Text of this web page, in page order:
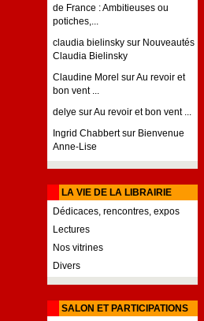
de France : Ambitieuses ou
potiches,...
claudia bielinsky sur Nouveautés
Claudia Bielinsky
Claudine Morel surAu revoir et
bon vent ...
delye surAu revoir et bon vent ...
Ingrid Chabbertsur Bienvenue
Anne-Lise
LA VIE DE LA LIBRAIRIE
Dédicaces, rencontres, expos
Lectures
Nos vitrines
Divers
SALON ET PARTICIPATIONS